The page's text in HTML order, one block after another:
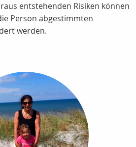
entstehenden Risiken können
Person abgestimmten
werden.